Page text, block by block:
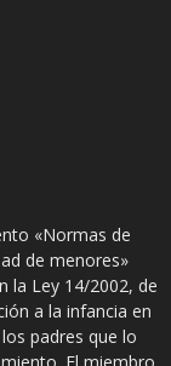
«Normas de
de menores»
la Ley 14/2002, de
a la infancia en
padres que lo